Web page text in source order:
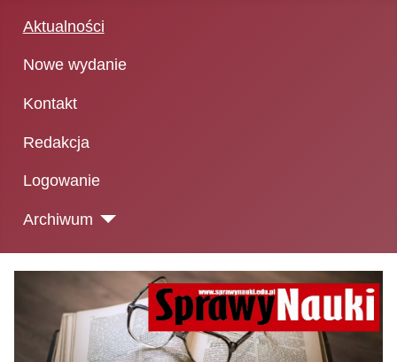
Aktualności
Nowe wydanie
Kontakt
Redakcja
Logowanie
Archiwum